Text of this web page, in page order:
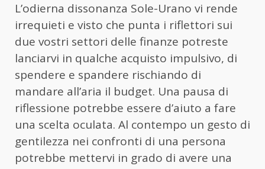
L’odierna dissonanza Sole-Urano vi rende
irrequieti e visto che punta i riflettori sui
due vostri settori delle finanze potreste
lanciarvi in qualche acquisto impulsivo, di
spendere e spandere rischiando di
mandare all’aria il budget. Una pausa di
riflessione potrebbe essere d’aiuto a fare
una scelta oculata. Al contempo un gesto di
gentilezza nei confronti di una persona
potrebbe mettervi in grado di avere una